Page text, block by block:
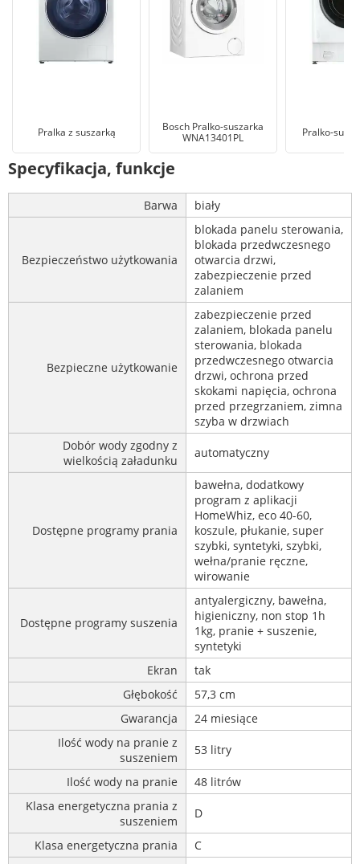
Pralka z suszarką
Bosch Pralko-suszarka
WNA13401PL
Pralko-
Specyfikacja, funkcje
Barwa biały
Bezpieczeństwo użytkowania
blokada panelu sterowania,
blokada przedwczesnego
otwarcia drzwi,
zabezpieczenie przed
zalaniem
Bezpieczne użytkowanie
zabezpieczenie przed
zalaniem, blokada panelu
sterowania, blokada
przedwczesnego otwarcia
drzwi, ochrona przed
skokami napięcia, ochrona
przed przegrzaniem, zimna
szyba w drzwiach
Dobór wody zgodny z
wielkością załadunku
automatyczny
Dostępne programy prania
bawełna, dodatkowy
program z aplikacji
HomeWhiz, eco 40-60,
koszule, płukanie, super
szybki, syntetyki, szybki,
wełna/pranie ręczne,
wirowanie
Dostępne programy suszenia
antyalergiczny, bawełna,
higieniczny, non stop 1h
1kg, pranie + suszenie,
syntetyki
Ekran
tak
Głębokość
57,3 cm
Gwarancja
24 miesiące
Ilość wody na pranie z
suszeniem
53 litry
Ilość wody na pranie
48 litrów
Klasa energetyczna prania z
suszeniem
D
Klasa energetyczna prania
C